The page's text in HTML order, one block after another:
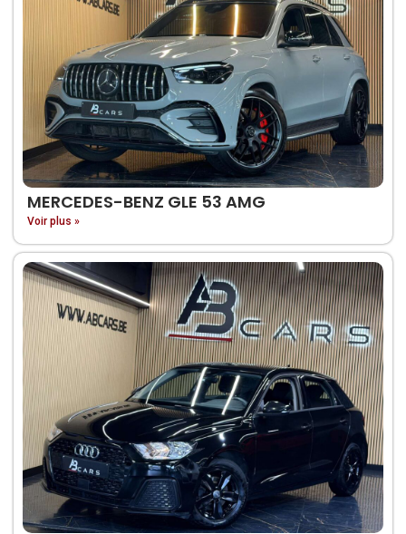
MERCEDES-BENZ GLE 53 AMG
Voir plus »